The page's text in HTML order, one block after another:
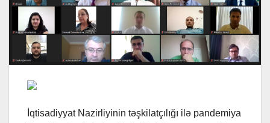
İqtisadiyyat Nazirliyinin təşkilatçılığı ilə pandemiya